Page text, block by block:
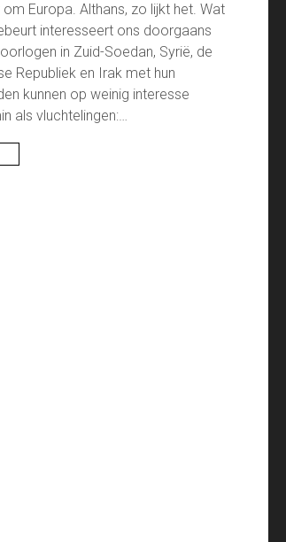
Europa. Althans, zo lijkt het. Wat
interesseert ons doorgaans
in Zuid-Soedan, Syrië, de
Republiek en Irak met hun
kunnen op weinig interesse
als vluchtelingen:…